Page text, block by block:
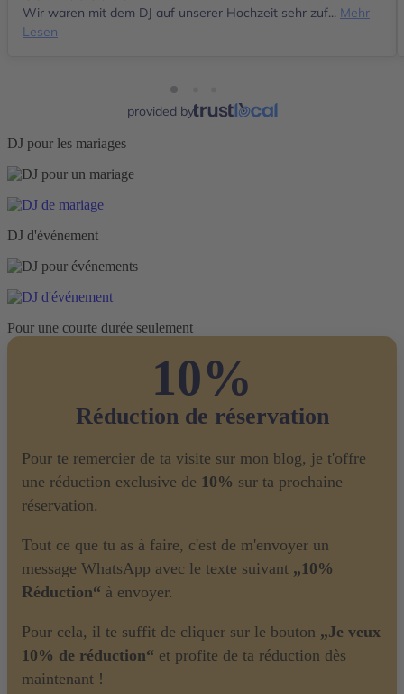
Wir waren mit dem DJ auf unserer Hochzeit sehr zuf... Mehr
Lesen
provided by
DJ pour les mariages
DJ d'événement
Pour une courte durée seulement
10%
Réduction de réservation
Pour te remercier de ta visite sur mon blog, je t'offre
une réduction exclusive de 10% sur ta prochaine
réservation.
Tout ce que tu as à faire, c'est de m'envoyer un
message WhatsApp avec le texte suivant „10%
Réduction“ à envoyer.
Pour cela, il te suffit de cliquer sur le bouton „Je veux
10% de réduction“ et profite de ta réduction dès
maintenant !